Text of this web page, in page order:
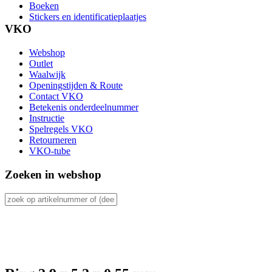
Boeken
Stickers en identificatieplaatjes
VKO
Webshop
Outlet
Waalwijk
Openingstijden & Route
Contact VKO
Betekenis onderdeelnummer
Instructie
Spelregels VKO
Retourneren
VKO-tube
Zoeken in webshop